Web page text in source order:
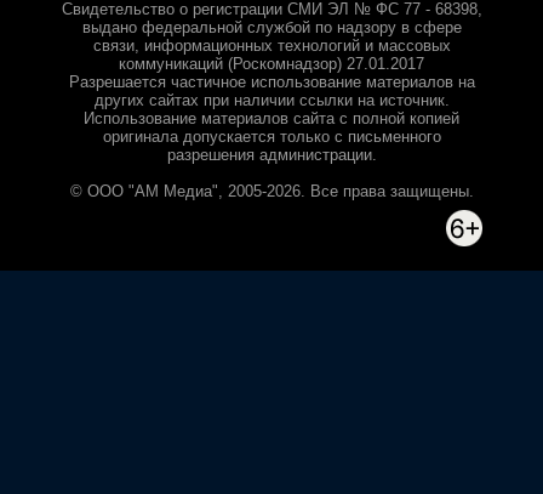
Свидетельство о регистрации СМИ ЭЛ № ФС 77 - 68398,
выдано федеральной службой по надзору в сфере
связи, информационных технологий и массовых
коммуникаций (Роскомнадзор) 27.01.2017
Разрешается частичное использование материалов на
других сайтах при наличии ссылки на источник.
Использование материалов сайта с полной копией
оригинала допускается только с письменного
разрешения администрации.
© ООО "АМ Медиа", 2005-2026. Все права защищены.